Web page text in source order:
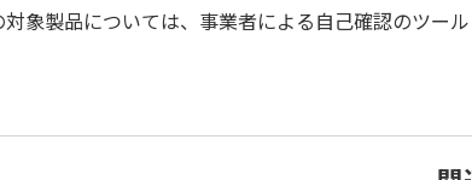
象製品については、事業者による自己確認のツール